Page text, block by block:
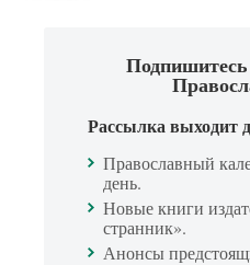
Рассылка выходит
Православный
день.
Новые книги
странник».
Анонсы